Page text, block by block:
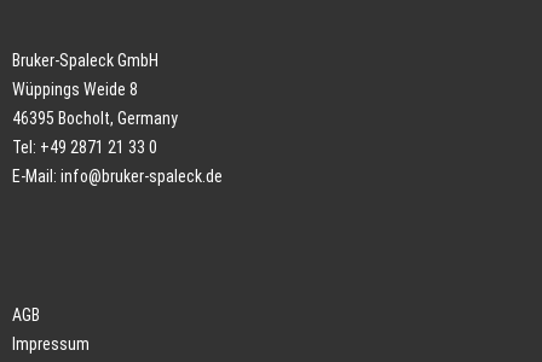
Bruker-Spaleck GmbH
Wüppings Weide 8
46395 Bocholt, Germany
Tel: +49 2871 21 33 0
E-Mail: info@bruker-spaleck.de
AGB
Impressum